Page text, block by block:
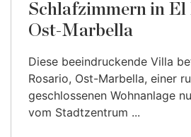
Schlafzimmern in El
Ost-Marbella
Diese beeindruckende Villa
Rosario, Ost-Marbella, einer
geschlossenen Wohnanlage
vom Stadtzentrum ...